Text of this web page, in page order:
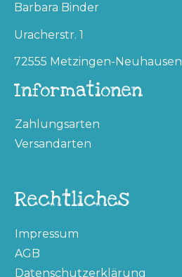
Barbara Binder
Uracherstr. 1
72555 Metzingen-Neuhausen
Informationen
Zahlungsarten
Versandarten
Rechtliches
Impressum
AGB
Datenschutzerklärung